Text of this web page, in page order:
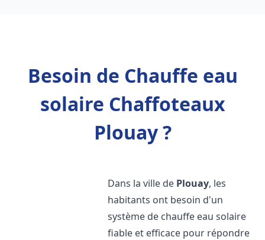
Besoin de Chauffe eau
solaire Chaffoteaux
Plouay ?
Dans la ville de Plouay, les
habitants ont besoin d'un
système de chauffe eau solaire
fiable et efficace pour répondre